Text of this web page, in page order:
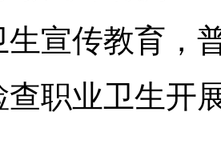
生宣传教育，
查职业卫生开